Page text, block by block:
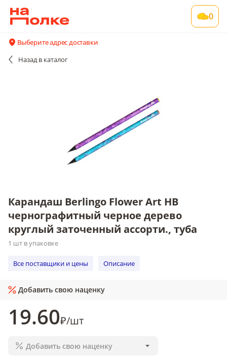
0
Выберите адрес доставки
Назад в каталог
чернографитный черное дерево круглый
1 шт в упаковке
Все поставщики и цены
Карандаш Berlingo Flower Art HB
чернографитный черное дерево
круглый заточенный ассорти., туба
1 шт в упаковке
Все поставщики и цены Описание
Добавить свою наценку
19.60₽/шт
Добавить свою наценку